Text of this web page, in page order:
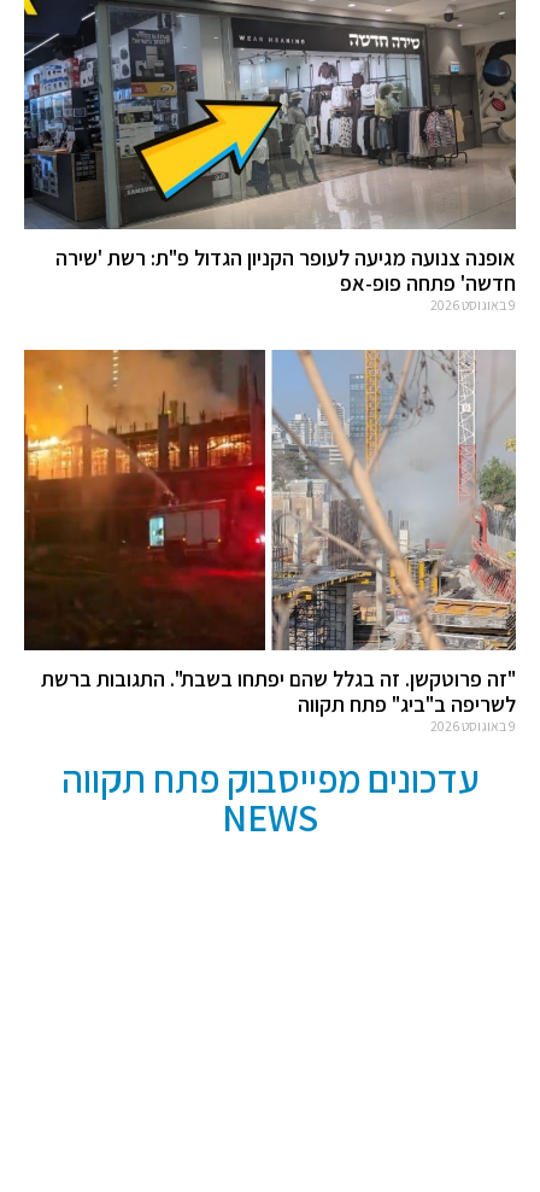
אופנה צנועה מגיעה לעופר הקניון הגדול פ"ת: רשת 'שירה
חדשה' פתחה פופ-אפ
9 באוגוסט 2026
"זה פרוטקשן. זה בגלל שהם יפתחו בשבת". התגובות ברשת
לשריפה ב"ביג" פתח תקווה
9 באוגוסט 2026
עדכונים מפייסבוק פתח תקווה
NEWS